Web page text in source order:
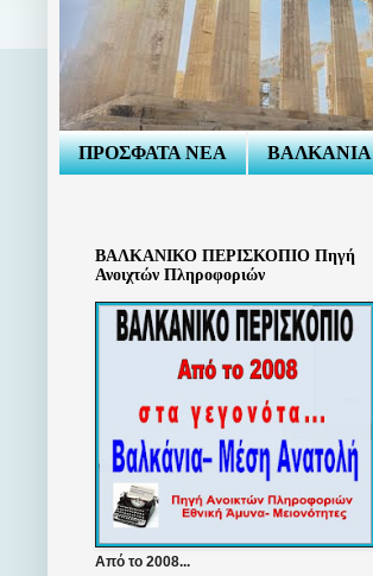
ΠΡΟΣΦΑΤΑ ΝΕΑ ΒΑΛΚΑΝΙΑ
ΒΑΛΚΑΝΙΚΟ ΠΕΡΙΣΚΟΠΙΟ Πηγή
Ανοιχτών Πληροφοριών
Από το 2008...